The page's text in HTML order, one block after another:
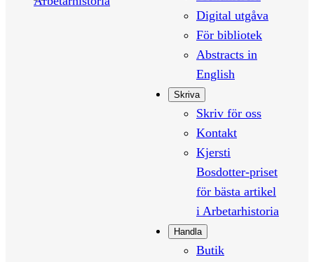
Digital utgåva
För bibliotek
Abstracts in
English
Skriva
Skriv för oss
Kontakt
Kjersti
Bosdotter-priset
för bästa artikel
i Arbetarhistoria
Handla
Butik